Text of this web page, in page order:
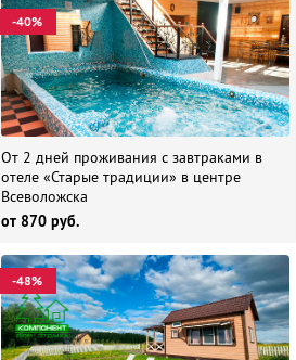
-40%
От 2 дней проживания с завтраками в
отеле «Старые традиции» в центре
Всеволожска
от 870 руб.
-48%